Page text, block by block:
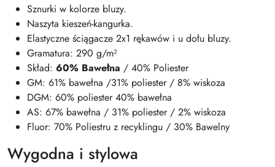
Sznurki w kolorze bluzy.
Naszyta kieszeń-kangurka.
Elastyczne ściągacze 2x1 rękawów i u dołu bluzy.
Gramatura: 290 g/m²
Skład: 60% Bawełna / 40% Poliester
GM: 61% bawełna /31% poliester / 8% wiskoza
DGM: 60% poliester 40% bawełna
AS: 67% bawełna / 31% poliester / 2% wiskoza
Fluor: 70% Poliestru z recyklingu / 30% Bawelny
Wygodna i stylowa